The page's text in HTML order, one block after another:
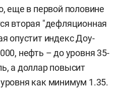
еще в первой половине
вторая "дефляционная
опустит индекс Доу-
нефть – до уровня 35-
а доллар повысит
как минимум 1.35.